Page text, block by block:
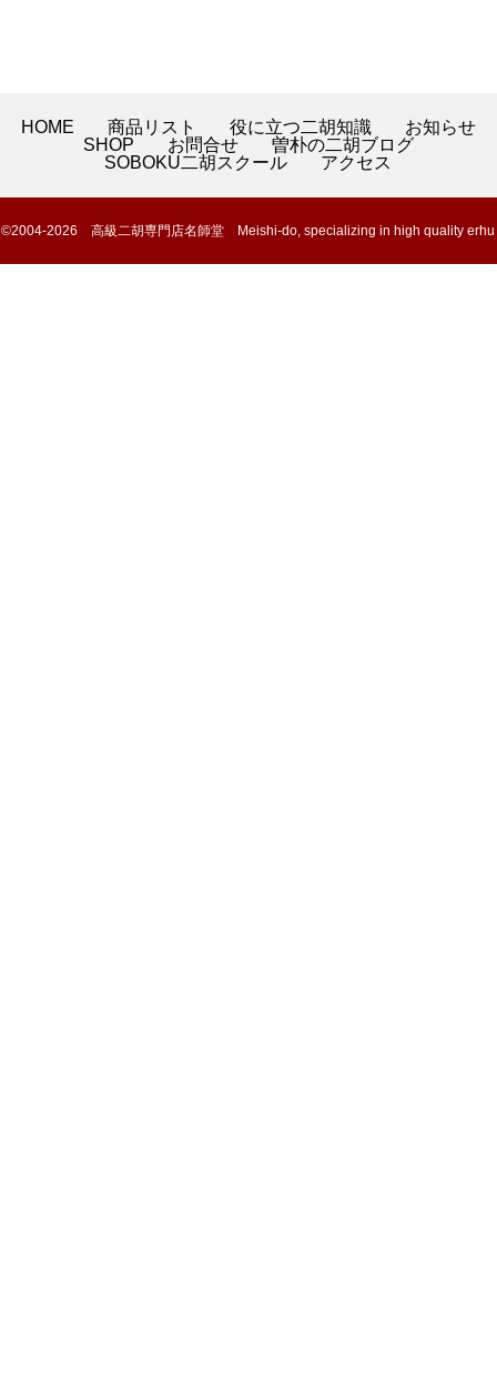
HOME 商品リスト 役に立つ二胡知識
お知らせ
SHOP
お問合せ
曽朴の二胡ブログ
SOBOKU二胡スクール
アクセス
©2004-2026 高級二胡専門店名師堂 Meishi-do, specializing in high quality erhu